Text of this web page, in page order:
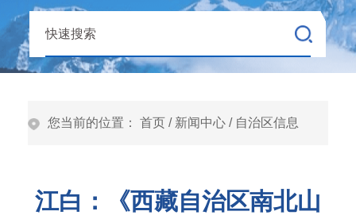
您当前的位置： 首页 / 新闻中心 / 自治区信息
江白：《西藏自治区南北山